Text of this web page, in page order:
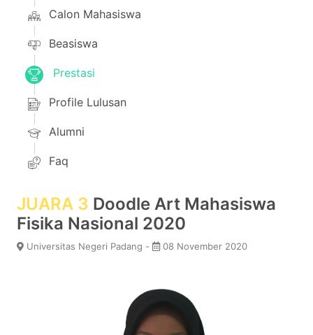
Calon Mahasiswa
Beasiswa
Prestasi
Profile Lulusan
Alumni
Faq
JUARA 3 Doodle Art Mahasiswa
Fisika Nasional 2020
Universitas Negeri Padang - 08 November 2020